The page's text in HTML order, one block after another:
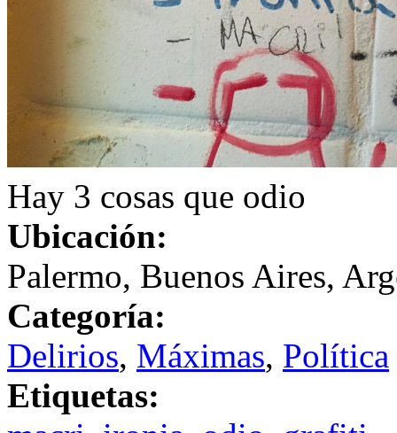
Hay 3 cosas que odio
Ubicación:
Palermo, Buenos Aires,
Categoría:
Delirios, Máximas, Política
Etiquetas: